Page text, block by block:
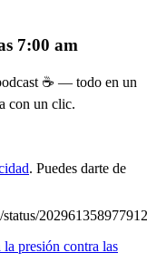
7:00 am
☕ — todo en un
con un clic.
. Puedes darte de
presión contra las